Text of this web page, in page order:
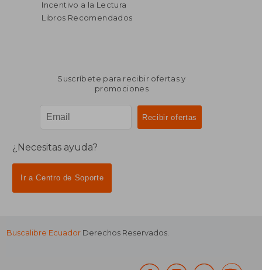
Incentivo a la Lectura
Libros Recomendados
Suscríbete para recibir ofertas y
promociones
¿Necesitas ayuda?
Ir a Centro de Soporte
Buscalibre Ecuador Derechos Reservados.